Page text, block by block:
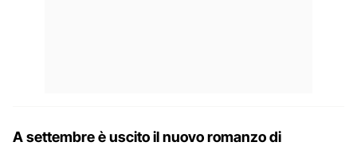
A settembre è uscito il nuovo romanzo di